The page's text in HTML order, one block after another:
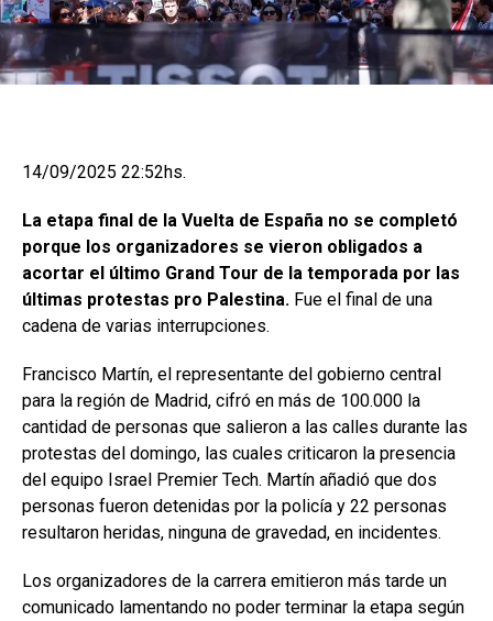
14/09/2025 22:52hs.
La etapa final de la Vuelta de España no se completó
porque los organizadores se vieron obligados a
acortar el último Grand Tour de la temporada por las
últimas protestas pro Palestina. Fue el final de una
cadena de varias interrupciones.
Francisco Martín, el representante del gobierno central
para la región de Madrid, cifró en más de 100.000 la
cantidad de personas que salieron a las calles durante las
protestas del domingo, las cuales criticaron la presencia
del equipo Israel Premier Tech. Martín añadió que dos
personas fueron detenidas por la policía y 22 personas
resultaron heridas, ninguna de gravedad, en incidentes.
Los organizadores de la carrera emitieron más tarde un
comunicado lamentando no poder terminar la etapa según